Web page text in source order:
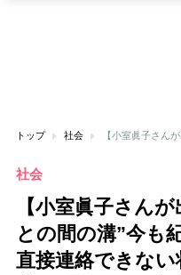
トップ 社会
社会
【小室眞子さん
との間の溝”今も
直接連絡できな